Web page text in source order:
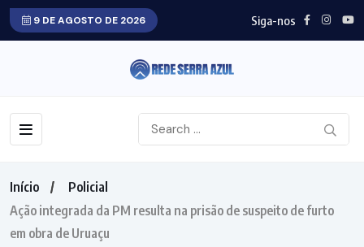
9 DE AGOSTO DE 2026 Siga-nos
Início
Policial
Ação integrada da PM resulta na prisão de suspeito de furto
em obra de Uruaçu